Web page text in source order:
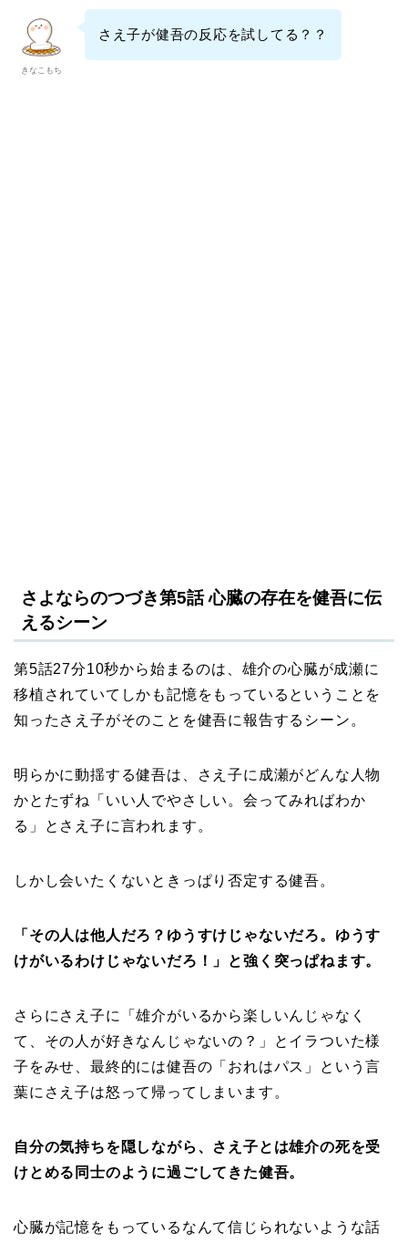
きなこもち
さえ子が健吾の反応を試してる？？
さよならのつづき第5話 心臓の存在を健吾に伝
えるシーン
第5話27分10秒から始まるのは、雄介の心臓が成瀬に
移植されていてしかも記憶をもっているということを
知ったさえ子がそのことを健吾に報告するシーン。
明らかに動揺する健吾は、さえ子に成瀬がどんな人物
かとたずね「いい人でやさしい。会ってみればわか
る」とさえ子に言われます。
しかし会いたくないときっぱり否定する健吾。
「その人は他人だろ？ゆうすけじゃないだろ。ゆうす
けがいるわけじゃないだろ！」と強く突っぱねます。
さらにさえ子に「雄介がいるから楽しいんじゃなく
て、その人が好きなんじゃないの？」とイラついた様
子をみせ、最終的には健吾の「おれはパス」という言
葉にさえ子は怒って帰ってしまいます。
自分の気持ちを隠しながら、 さえ子とは雄介の死を受
けとめる同士のように過ごしてきた健吾。
心臓が記憶をもっているなんて信じられないような話